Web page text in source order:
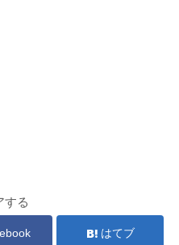
する
はてブ